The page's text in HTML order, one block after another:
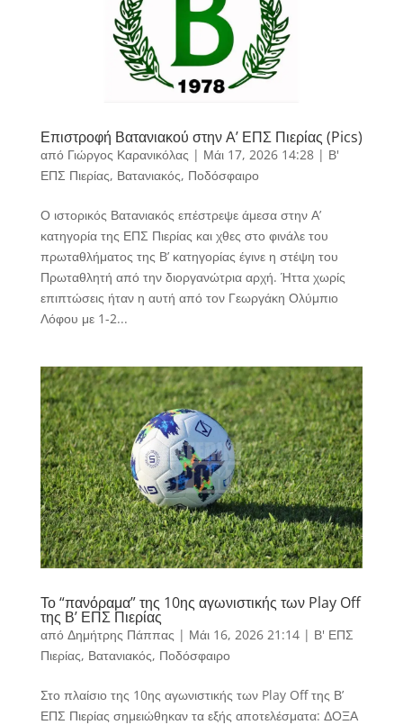
Επιστροφή Βατανιακού στην Α’ ΕΠΣ Πιερίας (Pics)
από Γιώργος Καρανικόλας | Μάι 17, 2026 14:28| Β'
ΕΠΣ Πιερίας, Βατανιακός, Ποδόσφαιρο
Ο ιστορικός Βατανιακός επέστρεψε άμεσα στην Α’
κατηγορία της ΕΠΣ Πιερίας και χθες στο φινάλε του
πρωταθλήματος της Β’ κατηγορίας έγινε η στέψη του
Πρωταθλητή από την διοργανώτρια αρχή. Ήττα χωρίς
επιπτώσεις ήταν η αυτή από τον Γεωργάκη Ολύμπιο
Λόφου με 1-2...
Το “πανόραμα” της 10ης αγωνιστικής των Play Off
της Β’ ΕΠΣ Πιερίας
από Δημήτρης Πάππας | Μάι 16, 2026 21:14| Β' ΕΠΣ
Πιερίας, Βατανιακός, Ποδόσφαιρο
Στο πλαίσιο της 10ης αγωνιστικής των Play Off της Β’
ΕΠΣ Πιερίας σημειώθηκαν τα εξής αποτελέσματα: ΔΟΞΑ